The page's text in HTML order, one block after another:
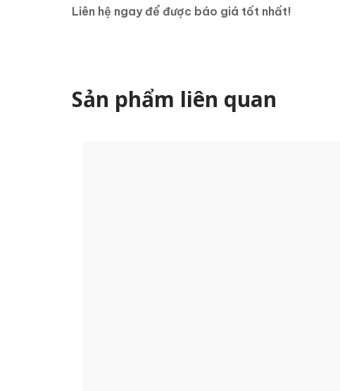
Liên hệ ngay để được báo giá tốt nhất!
Sản phẩm liên quan